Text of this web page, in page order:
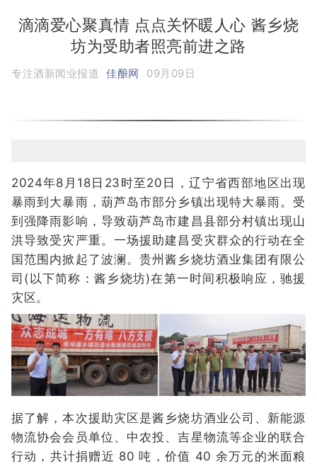
滴滴爱心聚真情 点点关怀暖人心 酱乡烧
坊为受助者照亮前进之路
专注酒新闻业报道 佳酿网 09月09日
2024年8月18日23时至20日，辽宁省西部地区出现
暴雨到大暴雨，葫芦岛市部分乡镇出现特大暴雨。受
到强降雨影响，导致葫芦岛市建昌县部分村镇出现山
洪导致受灾严重。一场援助建昌受灾群众的行动在全
国范围内掀起了波澜。贵州酱乡烧坊酒业集团有限公
司(以下简称：酱乡烧坊)在第一时间积极响应，驰援
灾区。
据了解，本次援助灾区是酱乡烧坊酒业公司、新能源
物流协会会员单位、中农投、吉星物流等企业的联合
行动，共计捐赠近 80 吨，价值 40 余万元的米面粮